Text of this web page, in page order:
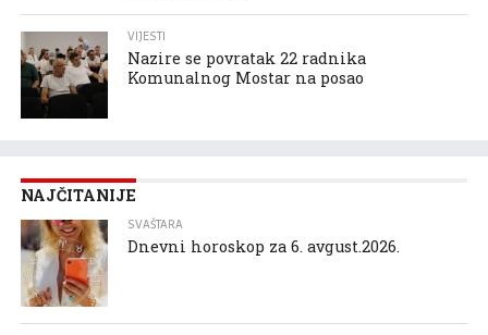
VIJESTI
Nazire se povratak 22 radnika
Komunalnog Mostar na posao
NAJČITANIJE
SVAŠTARA
Dnevni horoskop za 6. avgust.2026.